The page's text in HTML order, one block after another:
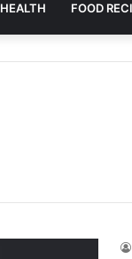
HEALTH FOOD